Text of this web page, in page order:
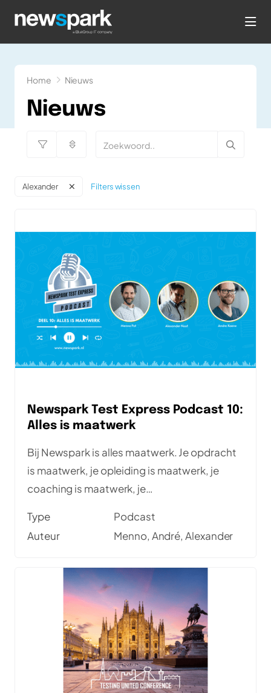
Home Nieuws
Nieuws
Alexander Filters wissen
Newspark Test Express Podcast 10:
Alles is maatwerk
Bij Newspark is alles maatwerk. Je opdracht
is maatwerk, je opleiding is maatwerk, je
coaching is maatwerk, je
maatwerk. Maar ook je salarismodel is
maatwerk. Daarover gaan Menno, Alexander
Type
Podcast
Auteur
Menno, André, Alexander